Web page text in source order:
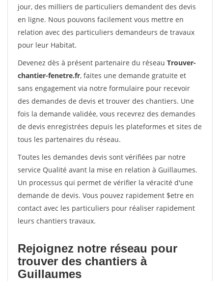
jour, des milliers de particuliers demandent des devis
en ligne. Nous pouvons facilement vous mettre en
relation avec des particuliers demandeurs de travaux
pour leur Habitat.
Devenez dès à présent partenaire du réseau Trouver-
chantier-fenetre.fr, faites une demande gratuite et
sans engagement via notre formulaire pour recevoir
des demandes de devis et trouver des chantiers. Une
fois la demande validée, vous recevrez des demandes
de devis enregistrées depuis les plateformes et sites de
tous les partenaires du réseau.
Toutes les demandes devis sont vérifiées par notre
service Qualité avant la mise en relation à Guillaumes.
Un processus qui permet de vérifier la véracité d'une
demande de devis. Vous pouvez rapidement $etre en
contact avec les particuliers pour réaliser rapidement
leurs chantiers travaux.
Rejoignez notre réseau pour
trouver des chantiers à
Guillaumes